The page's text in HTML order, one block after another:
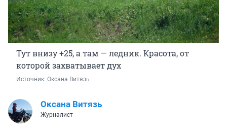
Тут внизу +25, а там — ледник. Красота, от
которой захватывает дух
Источник: Оксана Витязь
Оксана Витязь
Журналист